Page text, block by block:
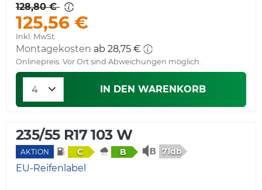
128,80 €
125,56 €
Inkl. MwSt.
Montagekosten ab 28,75 €
Onlinepreis. Vor Ort sind Abweichungen möglich.
IN DEN WARENKORB
235/55 R17 103 W
AKTION C B 71db
EU-Reifenlabel